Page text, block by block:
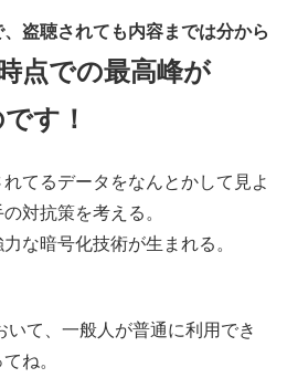
盗聴されても内容までは分から
点での最高峰が
す！
てるデータをなんとかして見よ
対抗策を考える。
な暗号化技術が生まれる。
いて、一般人が普通に利用でき
ね。